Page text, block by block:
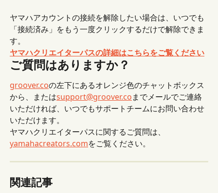
ヤマハアカウントの接続を解除したい場合は、いつでも
「接続済み」をもう一度クリックするだけで解除できま
す。
ヤマハクリエイターパスの詳細はこちらをご覧ください
ご質問はありますか？
groover.coの左下にあるオレンジ色のチャットボックス
から、またはsupport@groover.coまでメールでご連絡
いただければ、いつでもサポートチームにお問い合わせ
いただけます。
ヤマハクリエイターパスに関するご質問は、
yamahacreators.comをご覧ください。
関連記事